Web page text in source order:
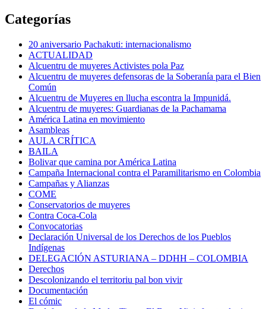
Categorías
20 aniversario Pachakuti: internacionalismo
ACTUALIDAD
Alcuentru de muyeres Activistes pola Paz
Alcuentru de muyeres defensoras de la Soberanía para el Bien
Común
Alcuentru de Muyeres en llucha escontra la Impunidá.
Alcuentru de muyeres: Guardianas de la Pachamama
América Latina en movimiento
Asambleas
AULA CRÍTICA
BAILA
Bolivar que camina por América Latina
Campaña Internacional contra el Paramilitarismo en Colombia
Campañas y Alianzas
COME
Conservatorios de muyeres
Contra Coca-Cola
Convocatorias
Declaración Universal de los Derechos de los Pueblos
Indígenas
DELEGACIÓN ASTURIANA – DDHH – COLOMBIA
Derechos
Descolonizando el territoriu pal bon vivir
Documentación
El cómic